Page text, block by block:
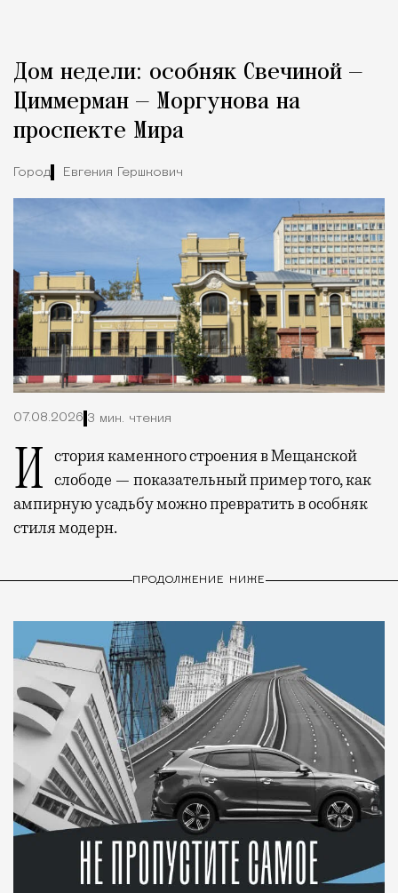
Город
Дом недели: особняк Свечиной —
Циммерман — Моргунова на
проспекте Мира
Город Евгения Гершкович
07.08.2026 3 мин. чтения
История каменного строения в Мещанской слободе — показательный пример того, как
ампирную усадьбу можно превратить в особняк
стиля модерн.
ПРОДОЛЖЕНИЕ НИЖЕ